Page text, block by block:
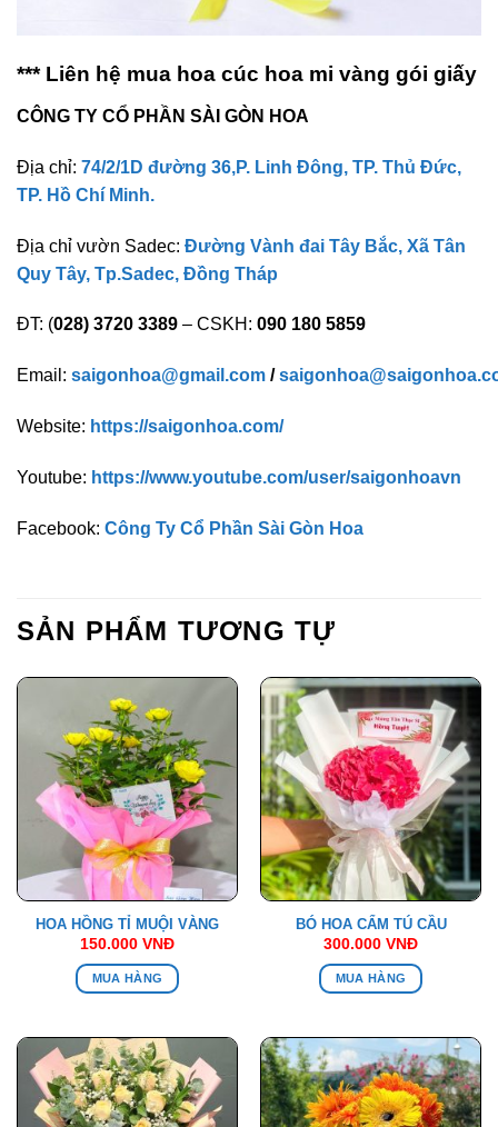
*** Liên hệ mua hoa cúc hoa mi vàng gói giấy
CÔNG TY CỔ PHẦN SÀI GÒN HOA
Địa chỉ: 74/2/1D đường 36,P. Linh Đông, TP. Thủ Đức,
TP. Hồ Chí Minh.
Địa chỉ vườn Sadec: Đường Vành đai Tây Bắc, Xã Tân
Quy Tây, Tp.Sadec, Đồng Tháp
ĐT: (028) 3720 3389 – CSKH: 090 180 5859
Email: saigonhoa@gmail.com /
Website: https://saigonhoa.com/
Youtube: https://www.youtube.com/user/saigonhoavn
Facebook: Công Ty Cổ Phần Sài Gòn Hoa
SẢN PHẨM TƯƠNG TỰ
HOA HỒNG TỈ MUỘI VÀNG
150.000 VNĐ
MUA HÀNG
BÓ HOA CẨM TÚ CẦU
300.000 VNĐ
MUA HÀNG